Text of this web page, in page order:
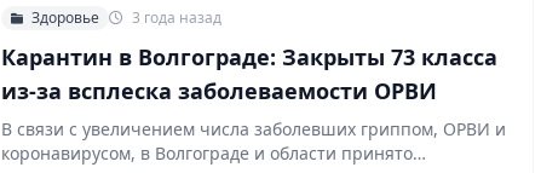
Здоровье 3 года назад
Карантин в Волгограде: Закрыты 73 класса
из-за всплеска заболеваемости ОРВИ
В связи с увеличением числа заболевших гриппом, ОРВИ и
коронавирусом, в Волгограде и области принято…